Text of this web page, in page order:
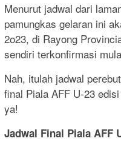
Menurut jadwal dari
pamungkas gelaran ini
2o23, di Rayong
sendiri terkonfirmasi
Nah, itulah jadwal
final Piala AFF U-23
ya!
Jadwal Final Piala AFF